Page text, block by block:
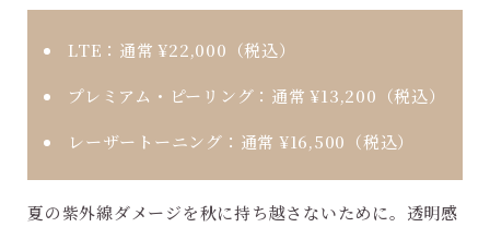
LTE：通常 ¥22,000（税込）
プレミアム・ピーリング：通常 ¥13,200（税込）
レーザートーニング：通常 ¥16,500（税込）
夏の紫外線ダメージを秋に持ち越さないために。透明感